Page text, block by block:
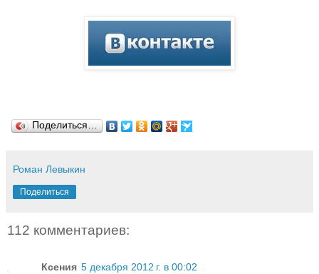
Поделиться…
Роман Левыкин
Поделиться
112 комментариев:
Ксения 5 декабря 2012 г. в 00:02